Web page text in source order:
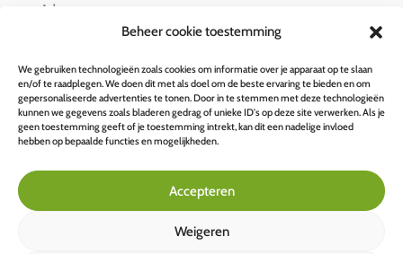
Beheer cookie toestemming
We gebruiken technologieën zoals cookies om informatie over je apparaat op te slaan
en/of te raadplegen. We doen dit met als doel om de beste ervaring te bieden en om
gepersonaliseerde advertenties te tonen. Door in te stemmen met deze technologieën
kunnen we gegevens zoals bladeren gedrag of unieke ID's op deze site verwerken. Als je
geen toestemming geeft of je toestemming intrekt, kan dit een nadelige invloed
hebben op bepaalde functies en mogelijkheden.
Accepteren
Weigeren
Adres:
Van der Hamlaan 16
BETALINGSOPTIES